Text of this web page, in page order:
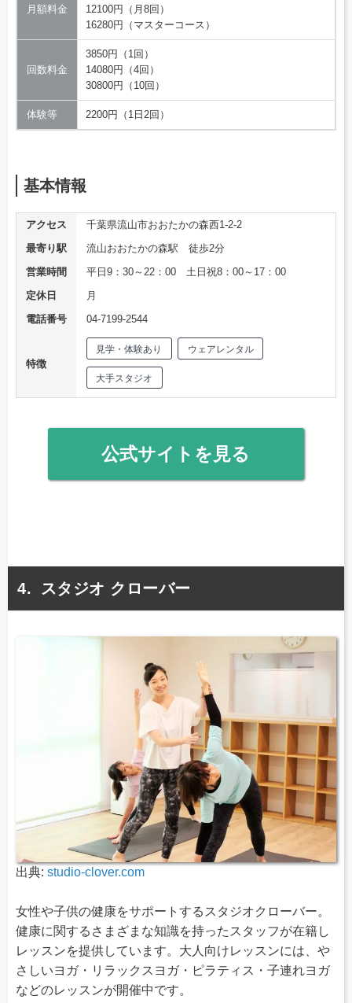
月額料金
12100円（月8回）
16280円（マスターコース）
回数料金
3850円（1回）
14080円（4回）
30800円（10回）
体験等 2200円（1日2回）
基本情報
アクセス
千葉県流山市おおたかの森西1-2-2
最寄り駅
流山おおたかの森駅 徒歩2分
営業時間
平日9：30～22：00 土日祝8：00～17：00
定休日
月
電話番号
04-7199-2544
特徴
見学・体験あり ウェアレンタル
大手スタジオ
公式サイトを見る
スタジオ クローバー
出典: studio-clover.com
女性や子供の健康をサポートするスタジオクローバー。
健康に関するさまざまな知識を持ったスタッフが在籍し
レッスンを提供しています。大人向けレッスンには、や
さしいヨガ・リラックスヨガ・ピラティス・子連れヨガ
などのレッスンが開催中です。